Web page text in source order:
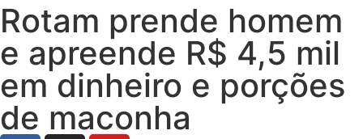
Rotam prende homem
e apreende R$ 4,5 mil
em dinheiro e porções
de maconha